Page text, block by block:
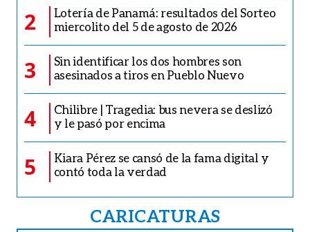
2
Lotería de Panamá: resultados del Sorteo
miercolito del 5 de agosto de 2026
3
Sin identificar los dos hombres son
asesinados a tiros en Pueblo Nuevo
4
Chilibre | Tragedia: bus nevera se deslizó
y le pasó por encima
5
Kiara Pérez se cansó de la fama digital y
contó toda la verdad
CARICATURAS